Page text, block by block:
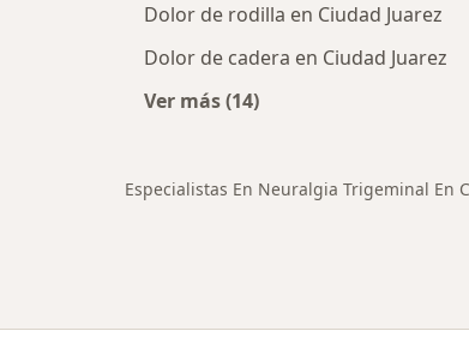
Dolor de rodilla en Ciudad Juarez
Dolor de cadera en Ciudad Juarez
Ver más (14)
Especialistas En Neuralgia Trigeminal En